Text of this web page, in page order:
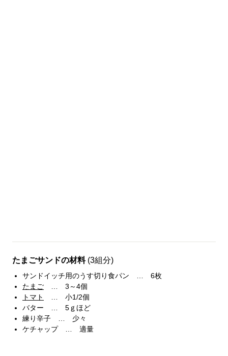
たまごサンドの材料 (3組分)
サンドイッチ用のうす切り食パン … 6枚
たまご … 3～4個
トマト
… 小1/2個
バター … 5ｇほど
練り辛子 … 少々
ケチャップ … 適量